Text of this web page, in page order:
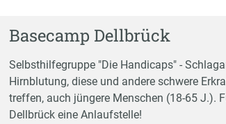
Basecamp Dellbrück
Selbsthilfegruppe "Die Handicaps" -
Hirnblutung, diese und andere schwere
treffen, auch jüngere Menschen (18-65 J.).
Dellbrück eine Anlaufstelle!